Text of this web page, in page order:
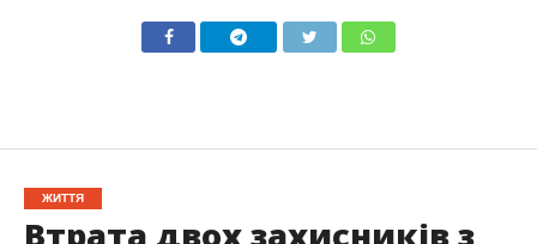
ЖИТТЯ